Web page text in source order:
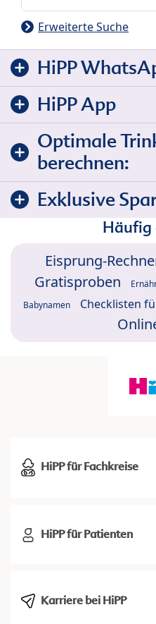
Erweiterte Suche
HiPP
HiPP App
Optimale
berechnen:
Exklusive
Eisprung-
Gratisproben
Babynamen Checklisten
HiPP für Fachkreise
HiPP für Patienten
Karriere bei HiPP